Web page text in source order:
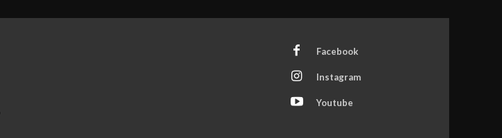
Facebook
Instagram
Youtube